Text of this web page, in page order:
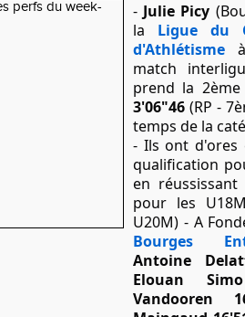
- Julie Picy
la Ligue du
d'Athlétisme
match
prend la
3'06"46 (RP -
temps de la
- Ils ont d'ores
qualification
en
pour les
U20M) - A
Bourges
Antoine
Elouan
Vandooren